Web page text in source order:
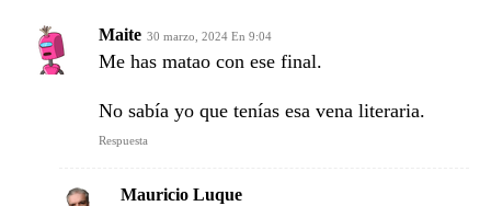
Maite 30 marzo, 2024 En 9:04
Me has matao con ese final.
No sabía yo que tenías esa vena literaria.
Respuesta
Mauricio Luque